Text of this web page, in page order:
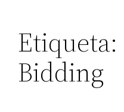
Etiqueta:
Bidding